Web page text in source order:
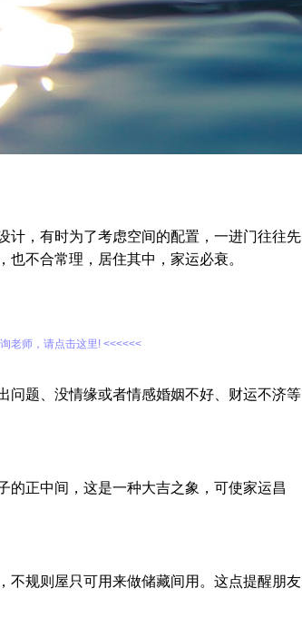
计，有时为了考虑空间的配置，一进门往往先
也不合常理，居住其中，家运必衰。
老师，请点击这里! <<<<<<
问题、没情缘或者情感婚姻不好、财运不济等
的正中间，这是一种大吉之象，可使家运昌
不规则屋只可用来做储藏间用。这点提醒朋友